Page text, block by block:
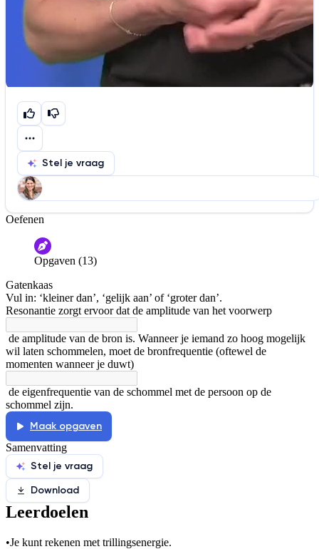
Stel je vraag
Help ons de video te verbeteren
De audio is slecht
Informatie is onjuist
De docent is te langdradig
De uitleg gaat te langzaam
De uitleg gaat te snel
Afspelen werkte niet
Iets anders
Oefenen
Opgaven (13)
Gatenkaas
Vul in: ‘kleiner dan’, ‘gelijk aan’ of ‘groter dan’.
Resonantie zorgt ervoor dat de amplitude van het voorwerp
de amplitude van de bron is. Wanneer je iemand zo hoog mogelijk
wil laten schommelen, moet de bronfrequentie (oftewel de
momenten wanneer je duwt)
de eigenfrequentie van de schommel met de persoon op de
schommel zijn.
Maak opgaven
Samenvatting
Stel je vraag
Download
Leerdoelen
•Je kunt rekenen met trillingsenergie.